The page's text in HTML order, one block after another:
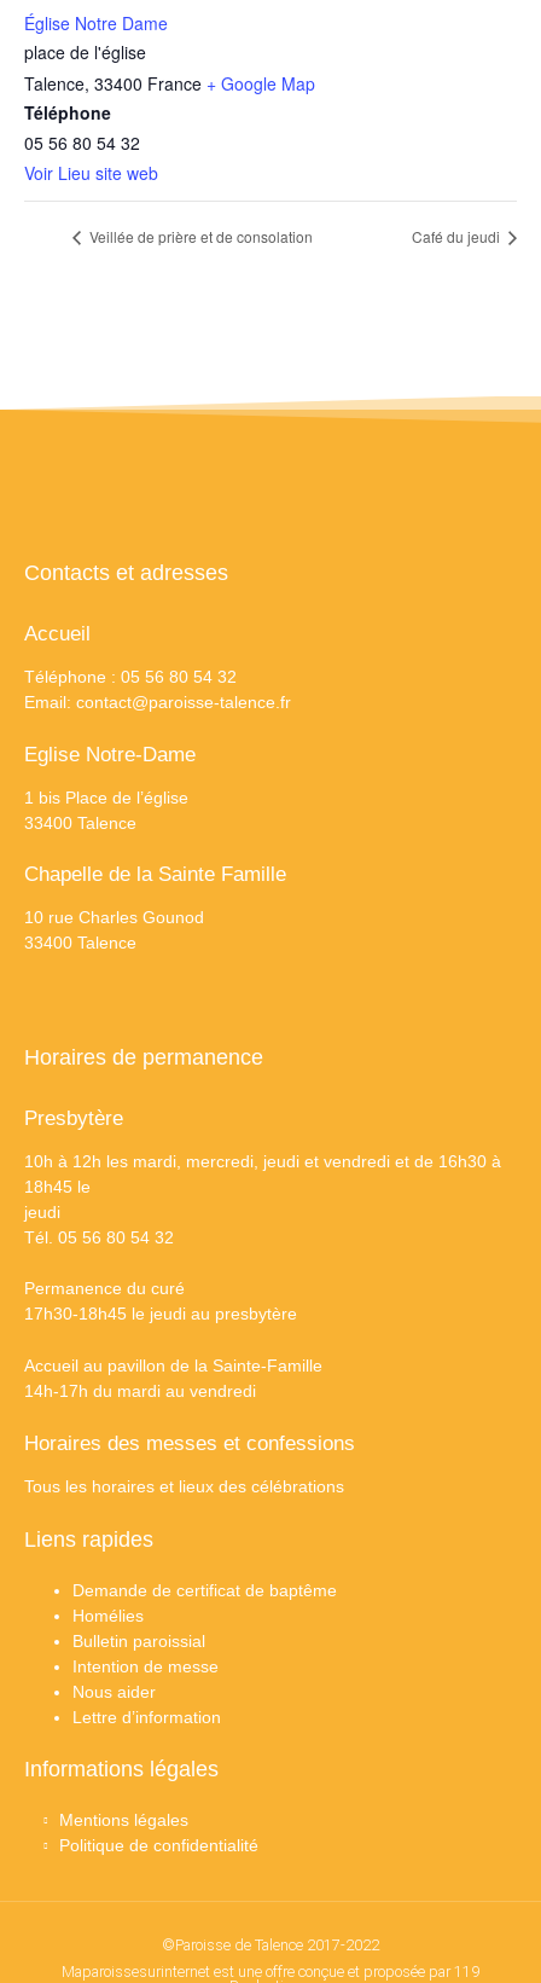
Église Notre Dame
place de l'église
Talence, 33400 France + Google Map
Téléphone
05 56 80 54 32
Voir Lieu site web
Veillée de prière et de consolation Café du jeudi
Contacts et adresses
Accueil
Téléphone : 05 56 80 54 32
Email: contact@paroisse-talence.fr
Eglise Notre-Dame
1 bis Place de l’église
33400 Talence
Chapelle de la Sainte Famille
10 rue Charles Gounod
33400 Talence
Horaires de permanence
Presbytère
10h à 12h les mardi, mercredi, jeudi et vendredi et de 16h30 à
18h45 le
jeudi
Tél. 05 56 80 54 32
Permanence du curé
17h30-18h45 le jeudi au presbytère
Accueil au pavillon de la Sainte-Famille
14h-17h du mardi au vendredi
Horaires des messes et confessions
Tous les horaires et lieux des célébrations
Liens rapides
Demande de certificat de baptême
Homélies
Bulletin paroissial
Intention de messe
Nous aider
Lettre d’information
Informations légales
Mentions légales
Politique de confidentialité
©Paroisse de Talence 2017-2022
Maparoissesurinternet est une offre conçue et proposée par 119